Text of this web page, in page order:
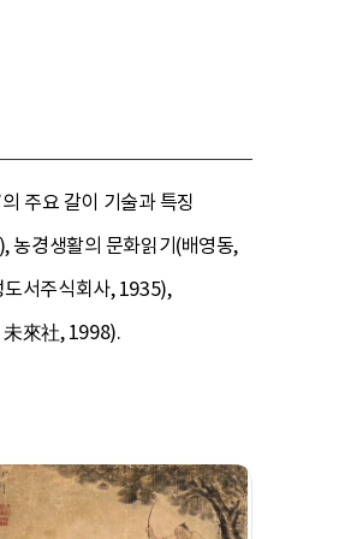
주요 갈이 기술과 특징
농경생활의 문화읽기(배영동,
서주식회사, 1935),
來社, 1998).